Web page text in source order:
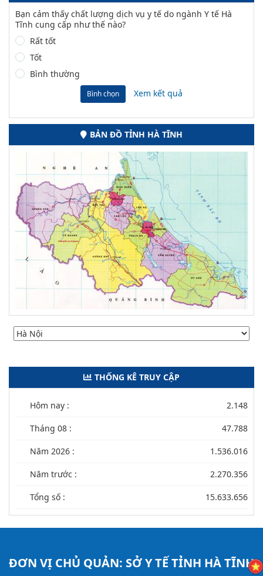
Bạn cảm thấy chất lượng dịch vụ y tế do ngành Y tế Hà
Tĩnh cung cấp như thế nào?
Rất tốt
Tốt
Bình thường
Bình chọn Xem kết quả
BẢN ĐỒ TỈNH HÀ TĨNH
THỐNG KÊ TRUY CẬP
Hôm nay : 2.148
Tháng 08 : 47.788
Năm 2026 : 1.536.016
Năm trước : 2.270.356
Tổng số : 15.633.656
ĐƠN VỊ CHỦ QUẢN: SỞ Y TẾ TỈNH HÀ TĨNH